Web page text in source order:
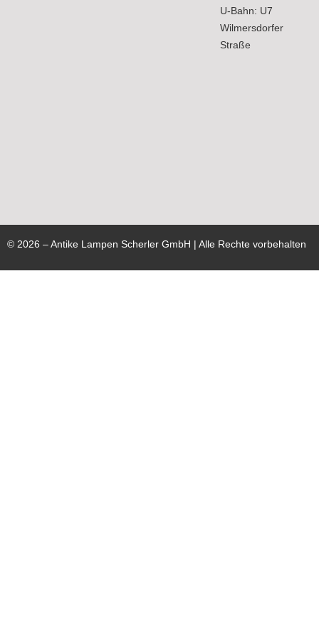
U-Bahn: U7
Wilmersdorfer
Straße
© 2026 – Antike Lampen Scherler GmbH | Alle Rechte vorbehalten